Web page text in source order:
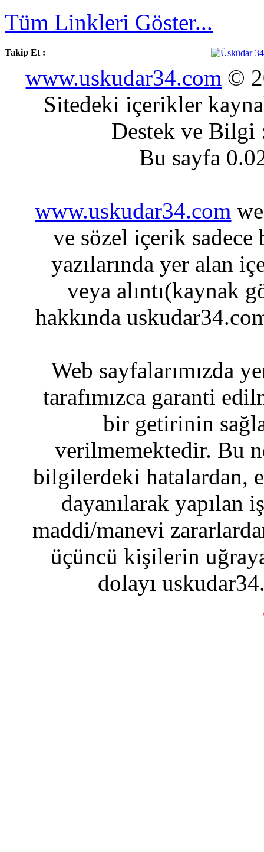
Tüm Linkleri Göster...
Takip Et :
www.uskudar34.com ©
Sitedeki içerikler
Destek ve
Bu sayfa
www.uskudar34.com
ve sözel içerik sadece
yazılarında yer alan
veya alıntı(kaynak
hakkında
Web sayfalarımızda
tarafımızca garanti
bir getirinin
verilmemektedir. Bu
bilgilerdeki hatalardan,
dayanılarak yapılan
maddi/manevi
üçüncü kişilerin
dolayı